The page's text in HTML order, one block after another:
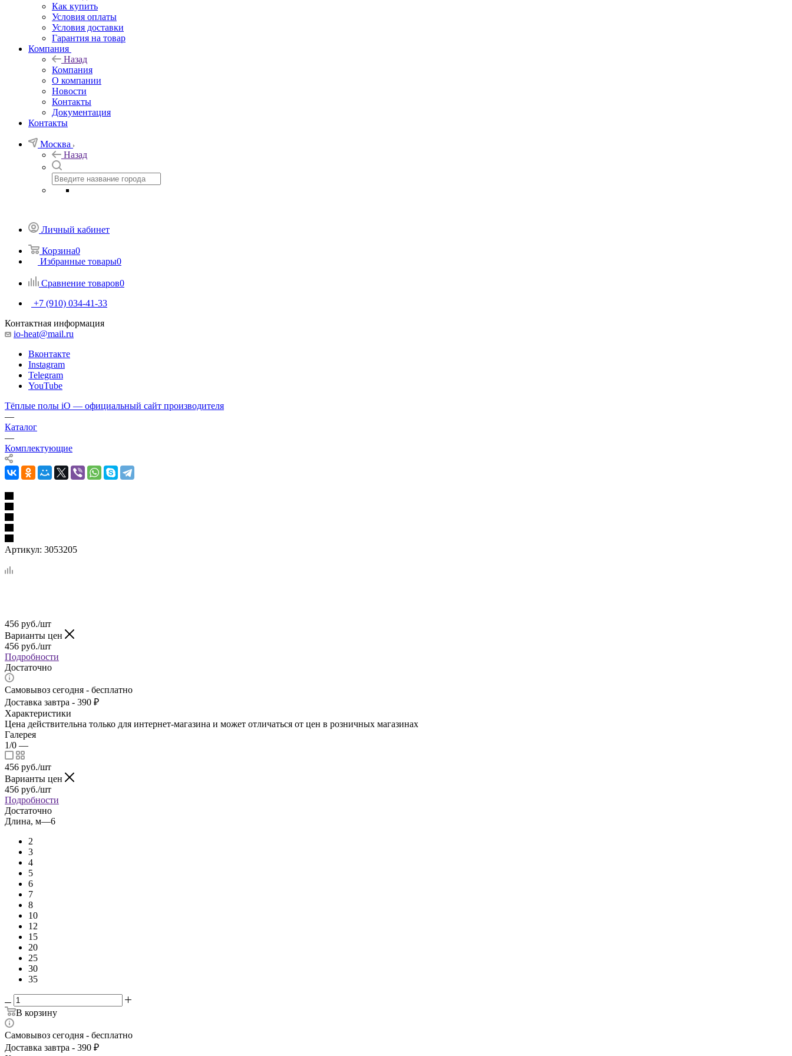
Как купить
Условия оплаты
Условия доставки
Гарантия на товар
Компания
Назад
Компания
О компании
Новости
Контакты
Документация
Контакты
Москва
Назад
Личный кабинет
Корзина0
Избранные товары0
Сравнение товаров0
+7 (910) 034-41-33
Контактная информация
io-heat@mail.ru
Вконтакте
Instagram
Telegram
YouTube
Тёплые полы iO — официальный сайт производителя
—
Каталог
—
Комплектующие
Артикул: 3053205
456 руб./шт
Варианты цен
456 руб./шт
Подробности
Достаточно
Самовывоз сегодня - бесплатно
Доставка завтра - 390 ₽
Характеристики
Цена действительна только для интернет-магазина и может отличаться от цен в розничных магазинах
Галерея
1/0 —
456 руб./шт
Варианты цен
456 руб./шт
Подробности
Достаточно
Длина, м—6
2
3
4
5
6
7
8
10
12
15
20
25
30
35
В корзину
Самовывоз сегодня - бесплатно
Доставка завтра - 390 ₽